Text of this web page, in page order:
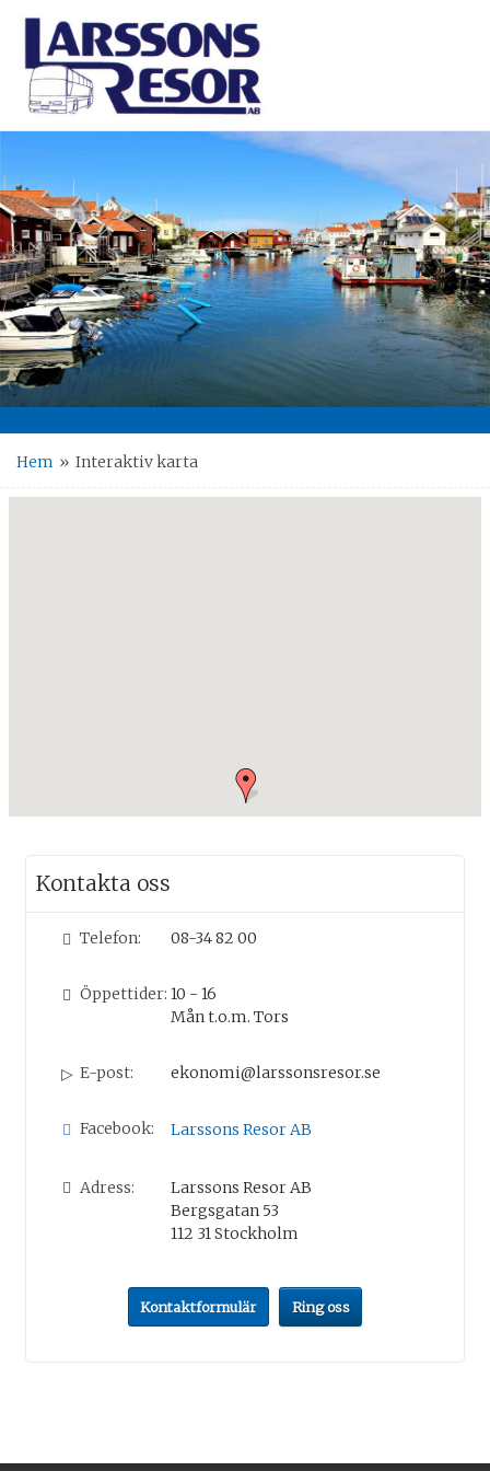
Hem » Interaktiv karta
Kontakta oss
Telefon: 08-34 82 00
Öppettider: 10 - 16
Mån t.o.m. Tors
E-post: ekonomi@larssonsresor.se
Facebook: Larssons Resor AB
Adress:
Larssons Resor AB
Bergsgatan 53
112 31Stockholm
Kontaktformulär Ring oss